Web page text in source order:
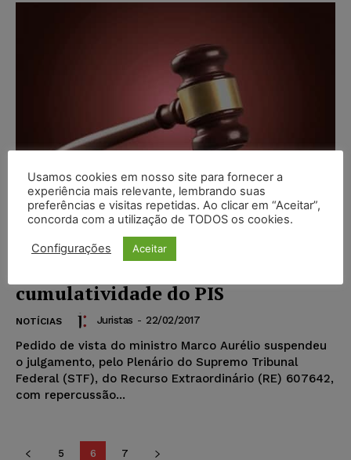
Pedido de vista suspende
cumulatividade do PIS
NOTÍCIAS Juristas - 22/02/2017
Pedido de vista do ministro Marco Aurélio suspendeu
o julgamento, pelo Plenário do Supremo Tribunal
Federal (STF), do Recurso Extraordinário (RE) 607642,
com repercussão...
5 6 7
Usamos cookies em nosso site para fornecer a
experiência mais relevante, lembrando suas
preferências e visitas repetidas. Ao clicar em “Aceitar”,
concorda com a utilização de TODOS os cookies.
Configurações Aceitar